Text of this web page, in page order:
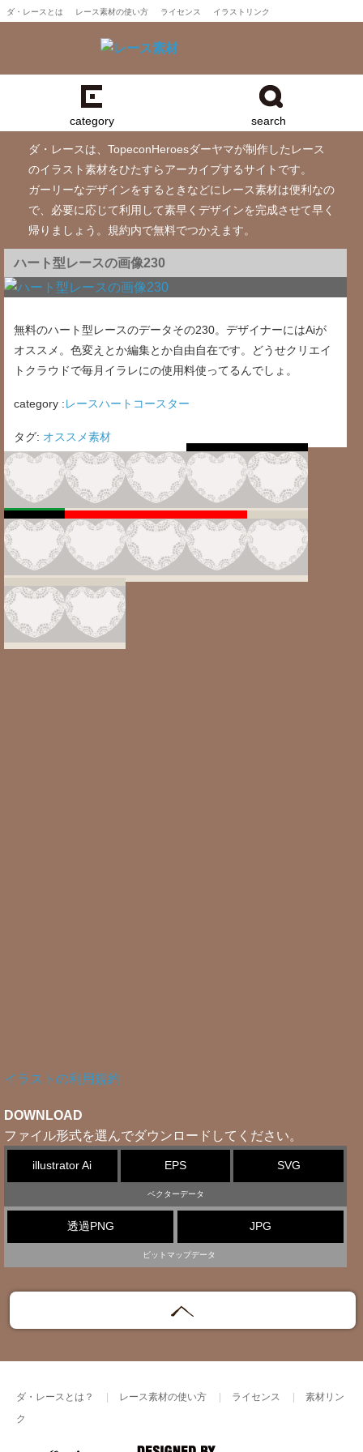
ダ・レースとは レース素材の使い方 ライセンス イラストリンク
category search
ダ・レースは、TopeconHeroesダーヤマが制作したレース
のイラスト素材をひたすらアーカイブするサイトです。
ガーリーなデザインをするときなどにレース素材は便利なの
で、必要に応じて利用して素早くデザインを完成させて早く
帰りましょう。規約内で無料でつかえます。
ハート型レースの画像230
無料のハート型レースのデータその230。デザイナーにはAiが
オススメ。色変えとか編集とか自由自在です。どうせクリエイ
トクラウドで毎月イラレにの使用料使ってるんでしょ。
category : レースハートコースター
タグ: オススメ素材
イラストの利用規約
DOWNLOAD
ファイル形式を選んでダウンロードしてください。
illustrator Ai EPS SVG
ベクターデータ
透過PNG JPG
ビットマップデータ
ダ・レースとは？ レース素材の使い方 ライセンス
素材リン
ク